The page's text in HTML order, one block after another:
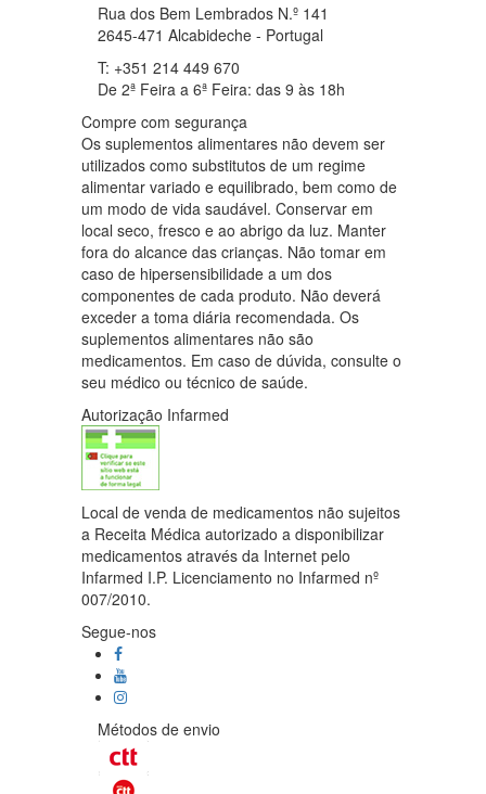
Rua dos Bem Lembrados N.º 141
2645-471 Alcabideche - Portugal
T: +351 214 449 670
De 2ª Feira a 6ª Feira: das 9 às 18h
Compre com segurança
Os suplementos alimentares não devem ser
utilizados como substitutos de um regime
alimentar variado e equilibrado, bem como de
um modo de vida saudável. Conservar em
local seco, fresco e ao abrigo da luz. Manter
fora do alcance das crianças. Não tomar em
caso de hipersensibilidade a um dos
componentes de cada produto. Não deverá
exceder a toma diária recomendada. Os
suplementos alimentares não são
medicamentos. Em caso de dúvida, consulte o
seu médico ou técnico de saúde.
Autorização Infarmed
Local de venda de medicamentos não sujeitos
a Receita Médica autorizado a disponibilizar
medicamentos através da Internet pelo
Infarmed I.P. Licenciamento no Infarmed nº
007/2010.
Segue-nos
Métodos de envio